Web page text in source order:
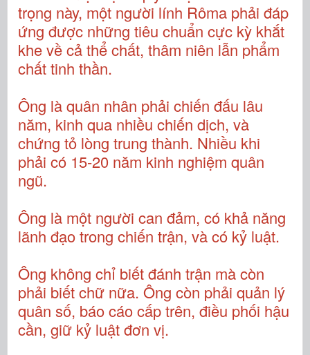
trọng này, một người lính Rôma phải đáp
ứng được những tiêu chuẩn cực kỳ khắt
khe về cả thể chất, thâm niên lẫn phẩm
chất tinh thần.
Ông là quân nhân phải chiến đấu lâu
năm, kinh qua nhiều chiến dịch, và
chứng tỏ lòng trung thành. Nhiều khi
phải có 15-20 năm kinh nghiệm quân
ngũ.
Ông là một người can đảm, có khả năng
lãnh đạo trong chiến trận, và có kỷ luật.
Ông không chỉ biết đánh trận mà còn
phải biết chữ nữa. Ông còn phải quản lý
quân số, báo cáo cấp trên, điều phối hậu
cần, giữ kỷ luật đơn vị.